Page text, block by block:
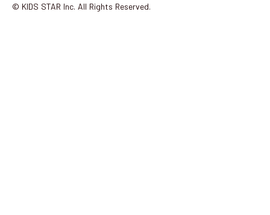
© KIDS STAR Inc. All Rights Reserved.